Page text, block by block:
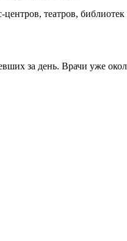
театров,
за день. Врачи уже